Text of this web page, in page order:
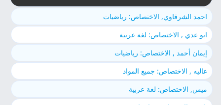
احمد الشرقاوي, الاختصاص: رياضيات
ابو عدي , الاختصاص: لغة عربية
إيمان أحمد , الاختصاص: رياضيات
عاليه , الاختصاص: جميع المواد
ميس, الاختصاص: لغة عربية